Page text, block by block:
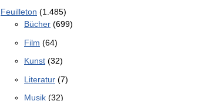
Feuilleton (1.485)
Bücher (699)
Film (64)
Kunst (32)
Literatur (7)
Musik (32)